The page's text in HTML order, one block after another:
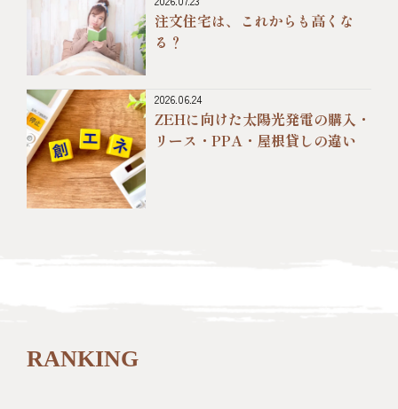
注文住宅は、これからも高くな
る？
2026.06.24
ZEHに向けた太陽光発電の購入・
リース・PPA・屋根貸しの違い
RANKING